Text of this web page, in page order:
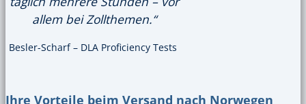
allem bei Zollthemen.“
Besler-Scharf – DLA Proficiency Tests
Ihre Vorteile beim Versand nach Norwegen